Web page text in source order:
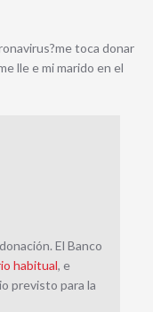
toca donar
lle e mi marido en el
El Banco
habitual, e
previsto para la